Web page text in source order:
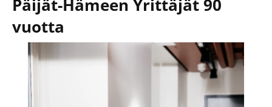
Päijät-Hämeen Yrittäjät 90
vuotta